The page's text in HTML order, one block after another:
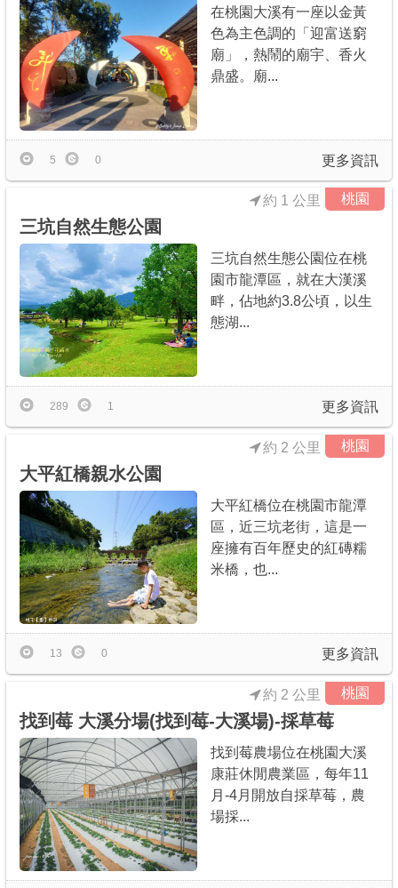
在桃園大溪有一座以金黃
色為主色調的「迎富送窮
廟」，熱鬧的廟宇、香火
鼎盛。廟...
更多資訊
5 0
桃園
約 1 公里
三坑自然生態公園
三坑自然生態公園位在桃
園市龍潭區，就在大漢溪
畔，佔地約3.8公頃，以生
態湖...
更多資訊
289 1
桃園
約 2 公里
大平紅橋親水公園
大平紅橋位在桃園市龍潭
區，近三坑老街，這是一
座擁有百年歷史的紅磚糯
米橋，也...
更多資訊
13 0
桃園
約 2 公里
找到莓 大溪分場(找到莓-大溪場)-採草莓
找到莓農場位在桃園大溪
康莊休閒農業區，每年11
月-4月開放自採草莓，農
場採...